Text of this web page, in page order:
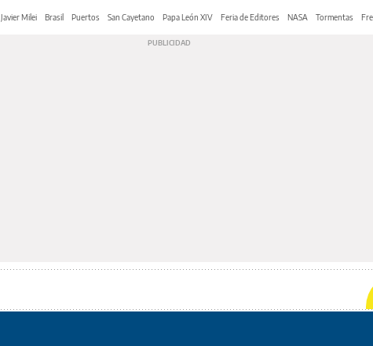
Javier Milei Brasil Puertos San Cayetano Papa León XIV Feria de Editores NASA Tormentas